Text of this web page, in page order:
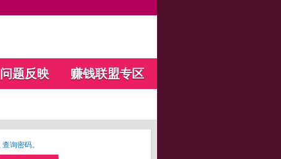
问题反映 赚钱联盟专区
查询密码。